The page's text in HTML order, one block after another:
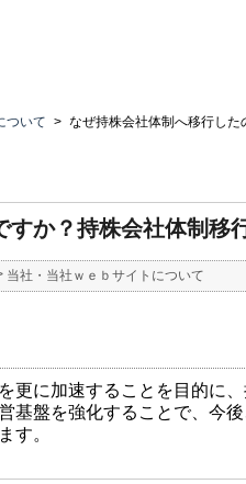
ついて > なぜ持株会社体制へ移行し
か？持株会社体制移
当社・当社ｗｅｂサイトについて
更に加速することを目的に
基盤を強化することで、今
す。